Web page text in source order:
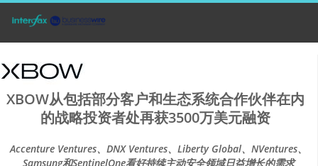
XBOW从包括部分客户和生态系统合作伙伴在内
的战略投资者处再获3500万美元融资
Accenture Ventures、DNX Ventures、Liberty Global、NVentures、
Samsung和SentinelOne看好持续主动安全领域日益增长的需求